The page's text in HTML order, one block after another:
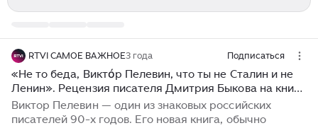
RTVI САМОЕ ВАЖНОЕ3 года Подписаться
«Не то беда, Виктóр Пелевин, что ты не Сталин и не
Ленин». Рецензия писателя Дмитрия Быкова на книгу
Пелевина KGBT+
Виктор Пелевин — один из знаковых российских
писателей 90-х годов. Его новая книга, обычно